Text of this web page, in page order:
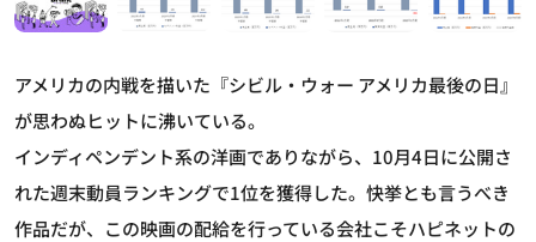
アメリカの内戦を描いた『シビル・ウォー アメリカ最後の日』
が思わぬヒットに沸いている。
インディペンデント系の洋画でありながら、10月4日に公開さ
れた週末動員ランキングで1位を獲得した。快挙とも言うべき
作品だが、この映画の配給を行っている会社こそハピネットの